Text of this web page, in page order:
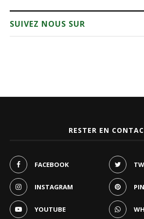
SUIVEZ NOUS SUR
RESTER EN
FACEBOOK
INSTAGRAM
YOUTUBE